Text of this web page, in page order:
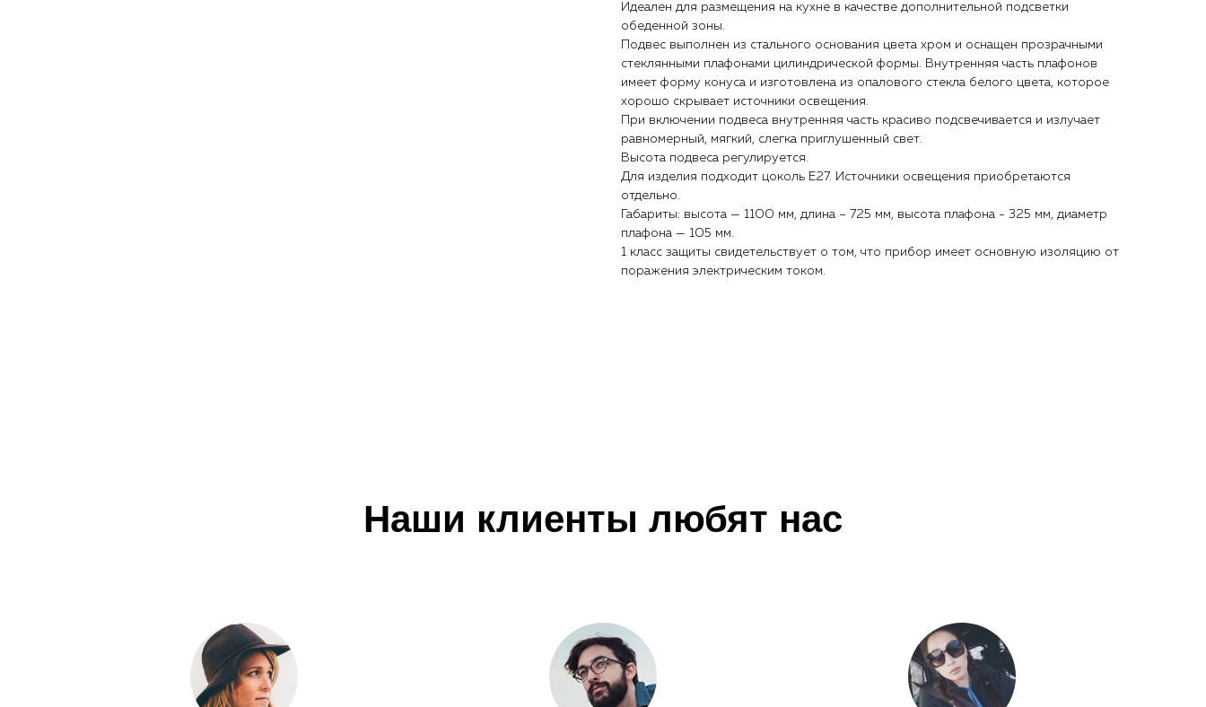
Идеален для размещения на кухне в качестве дополнительной подсветки
обеденной зоны.
Подвес выполнен из стального основания цвета хром и оснащен прозрачными
стеклянными плафонами цилиндрической формы. Внутренняя часть плафонов
имеет форму конуса и изготовлена из опалового стекла белого цвета, которое
хорошо скрывает источники освещения.
При включении подвеса внутренняя часть красиво подсвечивается и излучает
равномерный, мягкий, слегка приглушенный свет.
Высота подвеса регулируется.
Для изделия подходит цоколь Е27. Источники освещения приобретаются
отдельно.
Габариты: высота — 1100 мм, длина – 725 мм, высота плафона - 325 мм, диаметр
плафона — 105 мм.
1 класс защиты свидетельствует о том, что прибор имеет основную изоляцию от
поражения электрическим током.
Наши клиенты любят нас